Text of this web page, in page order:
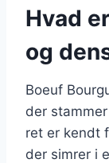
Hvad
og
Boeuf
der
ret er kendt
der simrer i